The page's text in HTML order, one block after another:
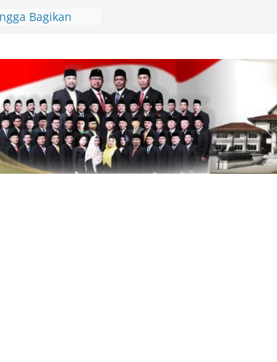
Deby Maryanti
Bagikan
Desa
Berlalu
Jadi
Tegaskan
Turun
Resmi